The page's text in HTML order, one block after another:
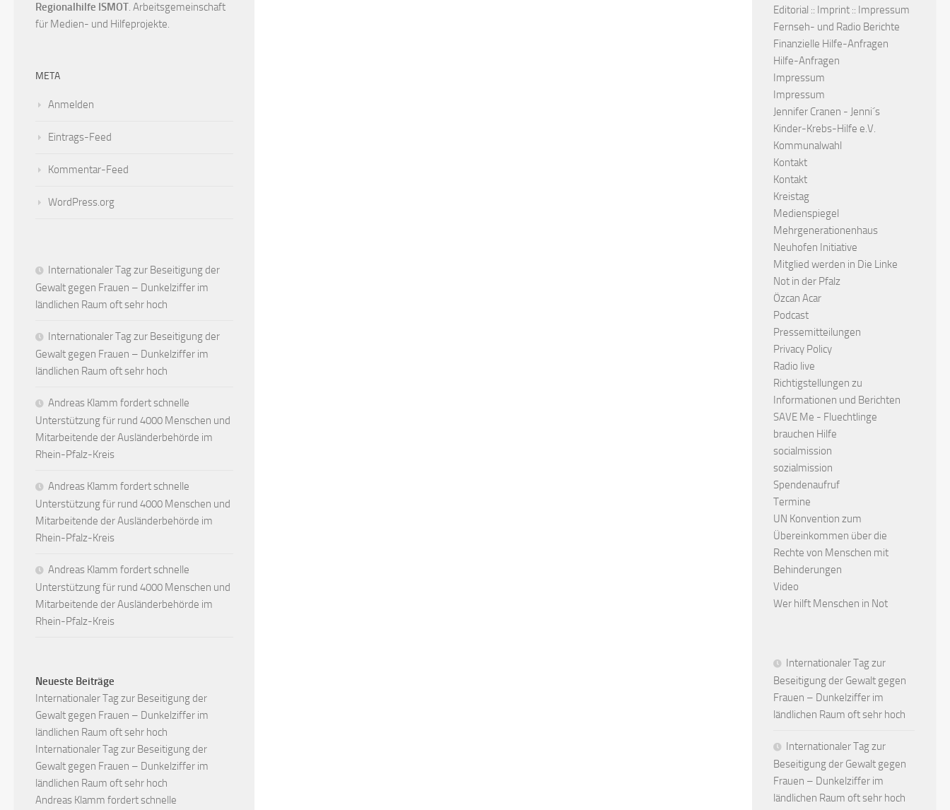
Regionalhilfe ISMOT. Arbeitsgemeinschaft
für Medien- und Hilfeprojekte.
META
Anmelden
Eintrags-Feed
Kommentar-Feed
WordPress.org
Internationaler Tag zur Beseitigung der
Gewalt gegen Frauen – Dunkelziffer im
ländlichen Raum oft sehr hoch
Internationaler Tag zur Beseitigung der
Gewalt gegen Frauen – Dunkelziffer im
ländlichen Raum oft sehr hoch
Andreas Klamm fordert schnelle
Unterstützung für rund 4000 Menschen und
Mitarbeitende der Ausländerbehörde im
Rhein-Pfalz-Kreis
Andreas Klamm fordert schnelle
Unterstützung für rund 4000 Menschen und
Mitarbeitende der Ausländerbehörde im
Rhein-Pfalz-Kreis
Andreas Klamm fordert schnelle
Unterstützung für rund 4000 Menschen und
Mitarbeitende der Ausländerbehörde im
Rhein-Pfalz-Kreis
Neueste Beiträge
Internationaler Tag zur Beseitigung der
Gewalt gegen Frauen – Dunkelziffer im
ländlichen Raum oft sehr hoch
Internationaler Tag zur Beseitigung der
Gewalt gegen Frauen – Dunkelziffer im
ländlichen Raum oft sehr hoch
Andreas Klamm fordert schnelle
Editorial :: Imprint :: Impressum
Fernseh- und Radio Berichte
Finanzielle Hilfe-Anfragen
Hilfe-Anfragen
Impressum
Impressum
Jennifer Cranen - Jenni´s
Kinder-Krebs-Hilfe e.V.
Kommunalwahl
Kontakt
Kontakt
Kreistag
Medienspiegel
Mehrgenerationenhaus
Neuhofen Initiative
Mitglied werden in Die Linke
Not in der Pfalz
Özcan Acar
Podcast
Pressemitteilungen
Privacy Policy
Radio live
Richtigstellungen zu
Informationen und Berichten
SAVE Me - Fluechtlinge
brauchen Hilfe
socialmission
sozialmission
Spendenaufruf
Termine
UN Konvention zum
Übereinkommen über die
Rechte von Menschen mit
Behinderungen
Video
Wer hilft Menschen in Not
Internationaler Tag zur
Beseitigung der Gewalt gegen
Frauen – Dunkelziffer im
ländlichen Raum oft sehr hoch
Internationaler Tag zur
Beseitigung der Gewalt gegen
Frauen – Dunkelziffer im
ländlichen Raum oft sehr hoch